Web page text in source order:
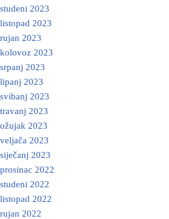
studeni 2023
listopad 2023
rujan 2023
kolovoz 2023
srpanj 2023
lipanj 2023
svibanj 2023
travanj 2023
ožujak 2023
veljača 2023
siječanj 2023
prosinac 2022
studeni 2022
listopad 2022
rujan 2022